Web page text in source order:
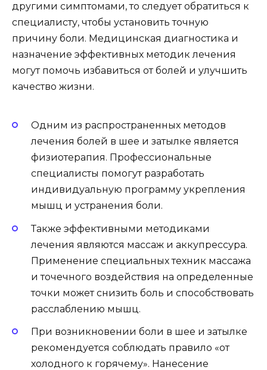
другими симптомами, то следует обратиться к
специалисту, чтобы установить точную
причину боли. Медицинская диагностика и
назначение эффективных методик лечения
могут помочь избавиться от болей и улучшить
качество жизни.
Одним из распространенных методов
лечения болей в шее и затылке является
физиотерапия. Профессиональные
специалисты помогут разработать
индивидуальную программу укрепления
мышц и устранения боли.
Также эффективными методиками
лечения являются массаж и аккупрессура.
Применение специальных техник массажа
и точечного воздействия на определенные
точки может снизить боль и способствовать
расслаблению мышц.
При возникновении боли в шее и затылке
рекомендуется соблюдать правило «от
холодного к горячему». Нанесение